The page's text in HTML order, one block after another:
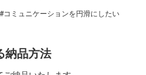
#コミュニケーションを円滑にしたい
納品方法